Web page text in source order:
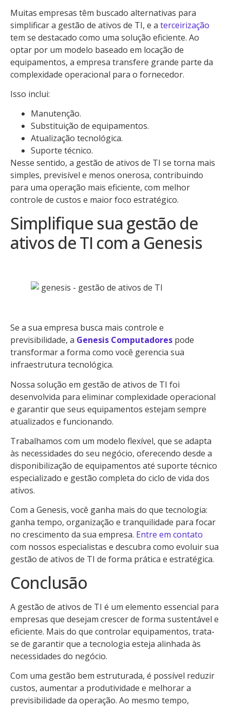
Muitas empresas têm buscado alternativas para
simplificar a gestão de ativos de TI, e a terceirização
tem se destacado como uma solução eficiente. Ao
optar por um modelo baseado em locação de
equipamentos, a empresa transfere grande parte da
complexidade operacional para o fornecedor.
Isso inclui:
Manutenção.
Substituição de equipamentos.
Atualização tecnológica.
Suporte técnico.
Nesse sentido, a gestão de ativos de TI se torna mais
simples, previsível e menos onerosa, contribuindo
para uma operação mais eficiente, com melhor
controle de custos e maior foco estratégico.
Simplifique sua gestão de
ativos de TI com a Genesis
Se a sua empresa busca mais controle e
previsibilidade, a Genesis Computadores pode
transformar a forma como você gerencia sua
infraestrutura tecnológica.
Nossa solução em gestão de ativos de TI foi
desenvolvida para eliminar complexidade operacional
e garantir que seus equipamentos estejam sempre
atualizados e funcionando.
Trabalhamos com um modelo flexível, que se adapta
às necessidades do seu negócio, oferecendo desde a
disponibilização de equipamentos até suporte técnico
especializado e gestão completa do ciclo de vida dos
ativos.
Com a Genesis, você ganha mais do que tecnologia:
ganha tempo, organização e tranquilidade para focar
no crescimento da sua empresa. Entre em contato
com nossos especialistas e descubra como evoluir sua
gestão de ativos de TI de forma prática e estratégica.
Conclusão
A gestão de ativos de TI é um elemento essencial para
empresas que desejam crescer de forma sustentável e
eficiente. Mais do que controlar equipamentos, trata-
se de garantir que a tecnologia esteja alinhada às
necessidades do negócio.
Com uma gestão bem estruturada, é possível reduzir
custos, aumentar a produtividade e melhorar a
previsibilidade da operação. Ao mesmo tempo,